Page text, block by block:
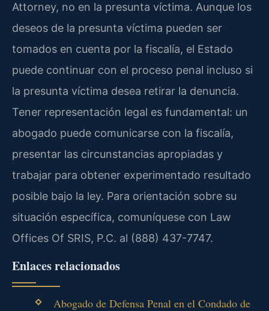
Attorney, no en la presunta víctima. Aunque los
deseos de la presunta víctima pueden ser
tomados en cuenta por la fiscalía, el Estado
puede continuar con el proceso penal incluso si
la presunta víctima desea retirar la denuncia.
Tener representación legal es fundamental: un
abogado puede comunicarse con la fiscalía,
presentar las circunstancias apropiadas y
trabajar para obtener experimentado resultado
posible bajo la ley. Para orientación sobre su
situación específica, comuníquese con Law
Offices Of SRIS, P.C. al (888) 437-7747.
Enlaces relacionados
Abogado de Defensa Penal en el Condado de